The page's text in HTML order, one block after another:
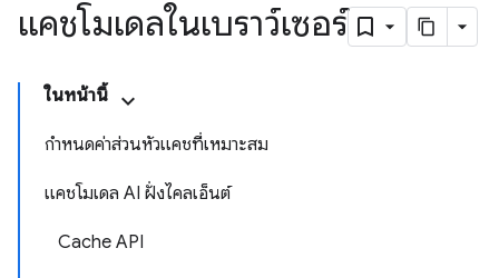
แคชโมเดลในเบราว์เซอร์
ในหน้านี้
กำหนดค่าส่วนหัวแคชที่เหมาะสม
แคชโมเดล AI ฝั่งไคลเอ็นต์
Cache API